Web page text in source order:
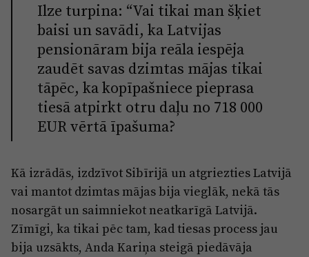
Ilze turpina: “Vai tikai man šķiet
baisi un savādi, ka Latvijas
pensionāram bija reāla iespēja
zaudēt savas dzimtas mājas tikai
tāpēc, ka kopīpašniece pieprasa
tiesā atpirkt otru daļu no 718 000
EUR vērtā īpašuma?
Kā izrādās, izdzīvot Sibīrijā un atgriezties Latvijā
vai mantot dzimtas mājas bija vieglāk, nekā tās
nosargāt un saimniekot neatkarīgā Latvijā.
Zīmīgi, ka tikai pēc tam, kad tiesas process jau
bija uzsākts, Anda Kariņa steigā piedāvāja